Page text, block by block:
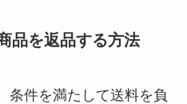
品を返品する方法
条件を満たして送料を負